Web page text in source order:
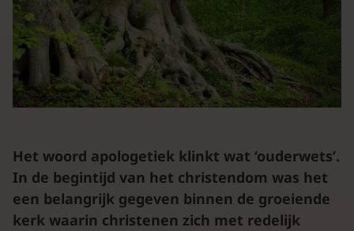
Het woord apologetiek klinkt wat ‘ouderwets’.
In de begintijd van het christendom was het
een belangrijk gegeven binnen de groeiende
kerk waarin christenen zich met redelijk